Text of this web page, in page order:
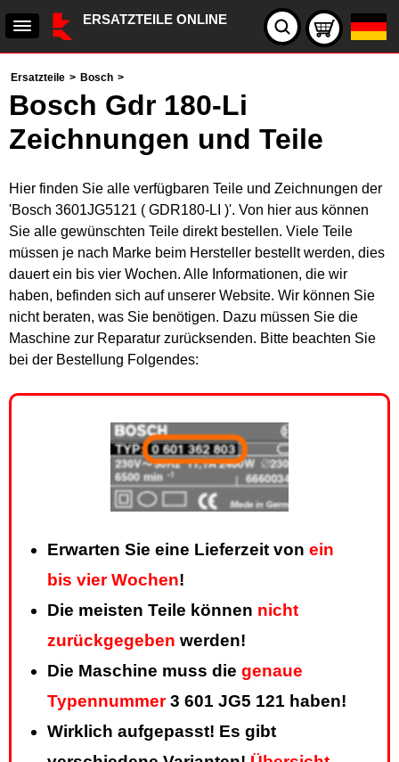
ERSATZTEILE ONLINE
Ersatzteile > Bosch >
Bosch Gdr 180-Li
Zeichnungen und Teile
Hier finden Sie alle verfügbaren Teile und Zeichnungen der
'Bosch 3601JG5121 ( GDR180-LI )'. Von hier aus können
Sie alle gewünschten Teile direkt bestellen. Viele Teile
müssen je nach Marke beim Hersteller bestellt werden, dies
dauert ein bis vier Wochen. Alle Informationen, die wir
haben, befinden sich auf unserer Website. Wir können Sie
nicht beraten, was Sie benötigen. Dazu müssen Sie die
Maschine zur Reparatur zurücksenden. Bitte beachten Sie
bei der Bestellung Folgendes:
Erwarten Sie eine Lieferzeit von ein
bis vier Wochen!
Die meisten Teile können nicht
zurückgegeben werden!
Die Maschine muss die genaue
Typennummer3 601 JG5 121 haben!
Wirklich aufgepasst! Es gibt